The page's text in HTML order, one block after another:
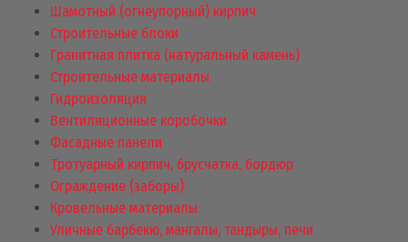
Шамотный (огнеупорный) кирпич
Строительные блоки
Гранитная плитка (натуральный камень)
Строительные материалы
Гидроизоляция
Вентиляционные коробочки
Фасадные панели
Тротуарный кирпич, брусчатка, бордюр
Ограждение (заборы)
Кровельные материалы
Уличные барбекю, мангалы, тандыры, печи